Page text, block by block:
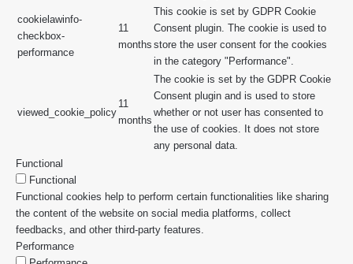
cookielawinfo-
checkbox-
performance
11
months
This cookie is set by GDPR Cookie
Consent plugin. The cookie is used to
store the user consent for the cookies
in the category "Performance".
viewed_cookie_policy
11
months
The cookie is set by the GDPR Cookie
Consent plugin and is used to store
whether or not user has consented to
the use of cookies. It does not store
any personal data.
Functional
Functional
Functional cookies help to perform certain functionalities like sharing
the content of the website on social media platforms, collect
feedbacks, and other third-party features.
Performance